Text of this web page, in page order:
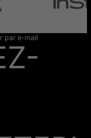
par e-mail